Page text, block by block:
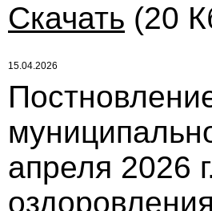
Скачать (20
15.04.2026
апреля 2026